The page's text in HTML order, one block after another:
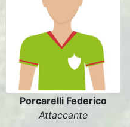
Porcarelli Federico
Attaccante